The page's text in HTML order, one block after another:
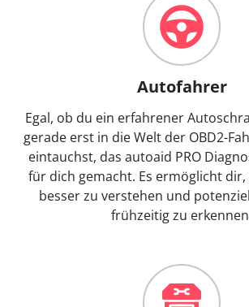
Autofahrer
Egal, ob du ein erfahrener
gerade erst in die Welt der OBD2-
eintauchst, das autoaid PRO
für dich gemacht. Es ermöglicht dir,
besser zu verstehen und
frühzeitig zu